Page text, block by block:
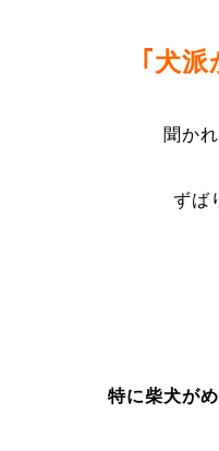
｢犬派
聞か
ずば
特に柴犬が